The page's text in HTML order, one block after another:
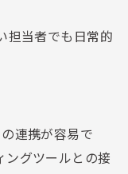
担当者でも日常的
連携が容易で
ングツールとの接